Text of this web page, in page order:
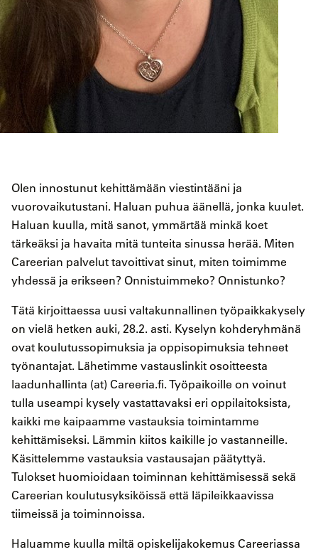
Olen innostunut kehittämään viestintääni ja
vuorovaikutustani. Haluan puhua äänellä, jonka kuulet.
Haluan kuulla, mitä sanot, ymmärtää minkä koet
tärkeäksi ja havaita mitä tunteita sinussa herää. Miten
Careerian palvelut tavoittivat sinut, miten toimimme
yhdessä ja erikseen? Onnistuimmeko? Onnistunko?
Tätä kirjoittaessa uusi valtakunnallinen työpaikkakysely
on vielä hetken auki, 28.2. asti. Kyselyn kohderyhmänä
ovat koulutussopimuksia ja oppisopimuksia tehneet
työnantajat. Lähetimme vastauslinkit osoitteesta
laadunhallinta (at) Careeria.fi. Työpaikoille on voinut
tulla useampi kysely vastattavaksi eri oppilaitoksista,
kaikki me kaipaamme vastauksia toimintamme
kehittämiseksi. Lämmin kiitos kaikille jo vastanneille.
Käsittelemme vastauksia vastausajan päätyttyä.
Tulokset huomioidaan toiminnan kehittämisessä sekä
Careerian koulutusyksiköissä että läpileikkaavissa
tiimeissä ja toiminnoissa.
Haluamme kuulla miltä opiskelijakokemus Careeriassa